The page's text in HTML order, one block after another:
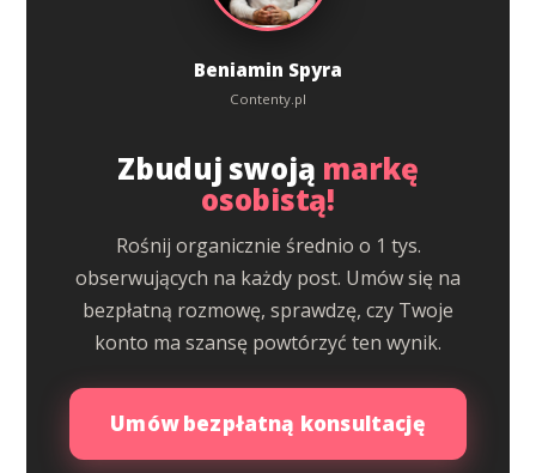
Beniamin Spyra
Contenty.pl
Zbuduj swoją markę
osobistą!
Rośnij organicznie średnio o 1 tys.
obserwujących na każdy post. Umów się na
bezpłatną rozmowę, sprawdzę, czy Twoje
konto ma szansę powtórzyć ten wynik.
Umów bezpłatną konsultację